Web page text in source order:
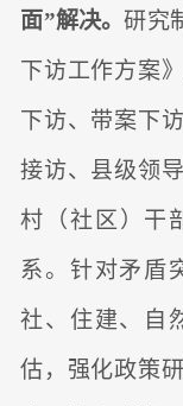
面”解决。研究
下访工作方案
下访、带案下
接访、县级领
村（社区）干
系。针对矛盾
社、住建、自
估，强化政策